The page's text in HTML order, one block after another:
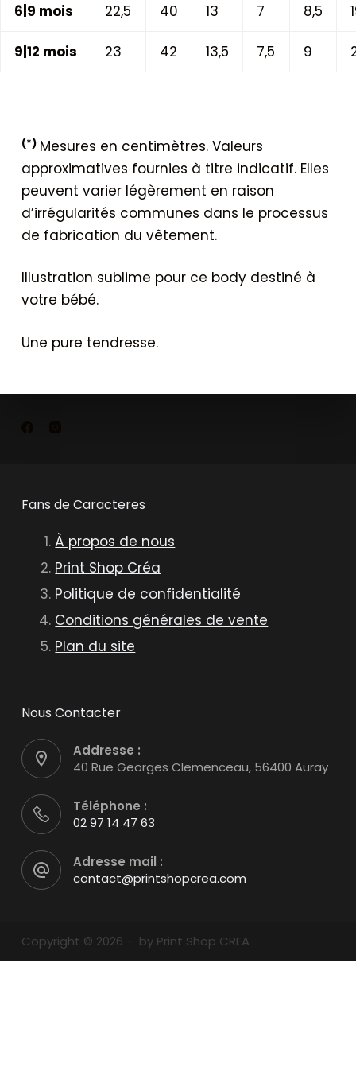
6|9 mois 22,5 40 13 7 8,5
9|12 mois 23 42 13,5 7,5 9
(*) Mesures en centimètres. Valeurs
approximatives fournies à titre indicatif. Elles
peuvent varier légèrement en raison
d’irrégularités communes dans le processus
de fabrication du vêtement.
Illustration sublime pour ce body destiné à
votre bébé.
Une pure tendresse.
Fans de Caracteres
À propos de nous
Print Shop Créa
Politique de confidentialité
Conditions générales de vente
Plan du site
Nous Contacter
Addresse :
40 Rue Georges Clemenceau, 56400 Auray
Téléphone :
02 97 14 47 63
Adresse mail :
contact@printshopcrea.com
Copyright © 2026 - by Print Shop CREA